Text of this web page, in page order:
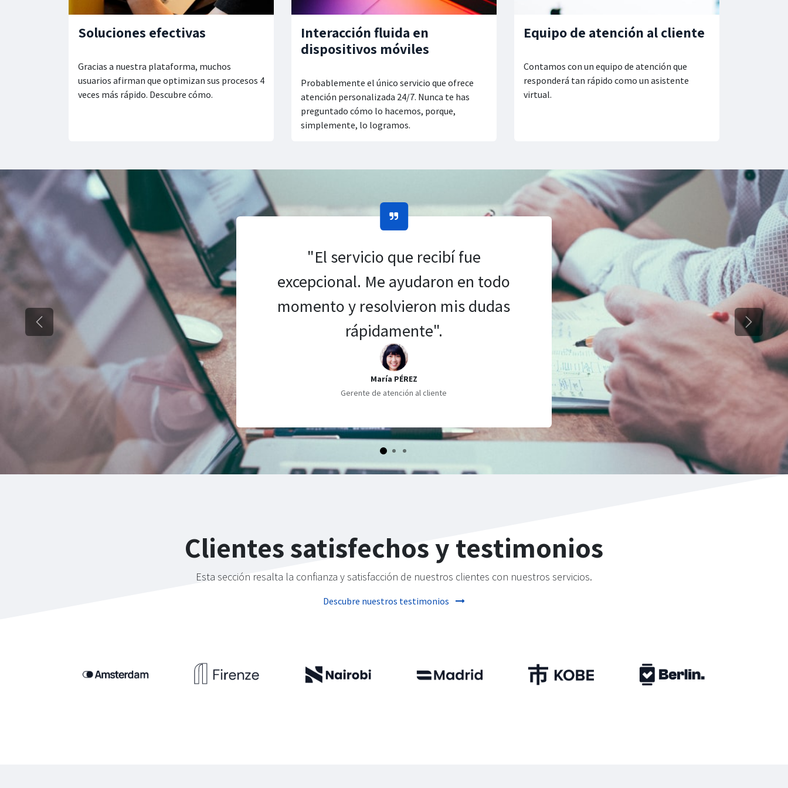
Soluciones efectivas
Gracias a nuestra plataforma, muchos
usuarios afirman que optimizan sus procesos 4
veces más rápido. Descubre cómo.
Interacción fluida en
dispositivos móviles
Probablemente el único servicio que ofrece
atención personalizada 24/7. Nunca te has
preguntado cómo lo hacemos, porque,
simplemente, lo logramos.
Equipo de atención al cliente
Contamos con un equipo de atención que
responderá tan rápido como un asistente
virtual.
"El servicio que recibí fue
excepcional. Me ayudaron en todo
momento y resolvieron mis dudas
rápidamente".
María PÉREZ
Gerente de atención al cliente
Anterior Siguiente
Clientes satisfechos y testimonios
Esta sección resalta la confianza y satisfacción de nuestros clientes con nuestros servicios.
Descubre nuestros testimonios